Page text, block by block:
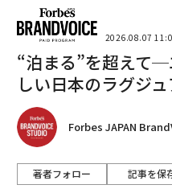
2026.08.07
“泊まる”を超えて
しい日本のラグジュ
Forbes JAPAN
著者フォロー 記事を保